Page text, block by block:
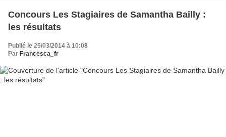
Concours Les Stagiaires de Samantha Bailly :
les résultats
Publié le 25/03/2014 à 10:08
Par Francesca_fr